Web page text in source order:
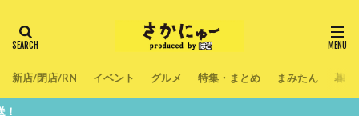
新店/閉店/RN イベント グルメ 特集・まとめ まみたん 暮ら